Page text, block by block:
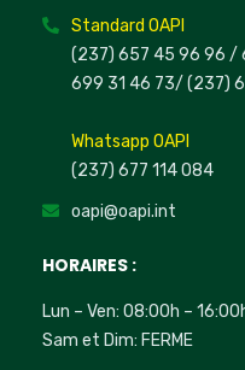
Standard OAPI
(237) 657 45 96 96 /
699 31 46 73/ (237)
Whatsapp OAPI
(237) 677 114 084
oapi@oapi.int
HORAIRES :
Lun – Ven: 08:00h –
Sam et Dim: FERME